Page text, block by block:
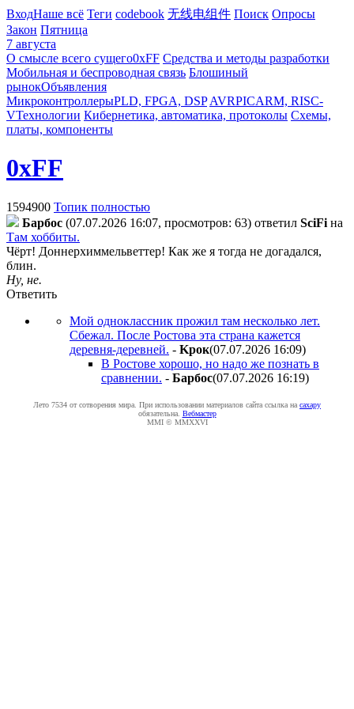
ВходНаше всё Теги codebook 无线电组件 Поиск Опросы
Закон Пятница
7 августа
О смысле всего сущего0xFF Средства и методы разработки
Мобильная и беспроводная связь Блошиный
рынокОбъявления
МикроконтроллерыPLD, FPGA, DSP AVRPICARM, RISC-
VТехнологии Кибернетика, автоматика, протоколы Схемы,
платы, компоненты
0xFF
1594900 Топик полностью
Бapбoc (07.07.2026 16:07, просмотров: 63) ответил SciFi на
Там хоббиты.
Чёрт! Доннерхиммельветтер! Как же я тогда не догадался,
блин.
Ну, не.
Ответить
Мой одноклассник прожил там несколько лет.
Сбежал. После Ростова эта страна кажется
деревня-деревней. - Kpoк(07.07.2026 16:09)
В Ростове хорошо, но надо же познать в
сравнении. - Бapбoc(07.07.2026 16:19)
Лето 7534 от сотворения мира. При использовании материалов сайта ссылка на caxapу
обязательна. Вебмастер
MMI © MMXXVI